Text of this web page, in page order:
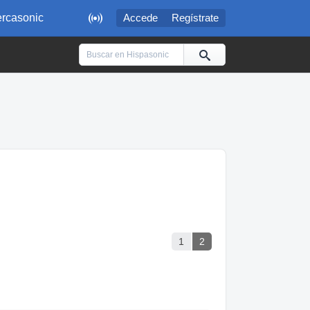
 Accede Regístrate
1 2